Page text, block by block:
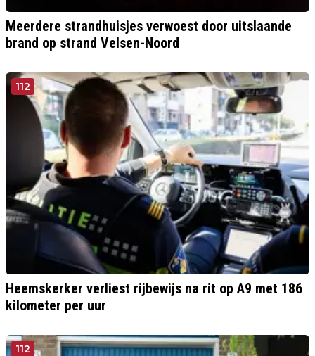
Meerdere strandhuisjes verwoest door uitslaande
brand op strand Velsen-Noord
112
Heemskerker verliest rijbewijs na rit op A9 met 186
kilometer per uur
112